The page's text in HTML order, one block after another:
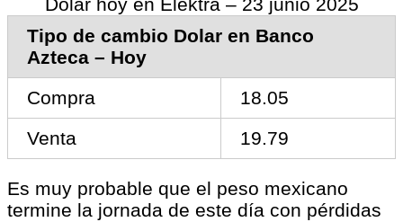
Dolar hoy en Elektra – 23 junio 2025
Tipo de cambio Dolar en Banco
Azteca – Hoy
Compra
18.05
Venta
19.79
Es muy probable que el peso mexicano
termine la jornada de este día con pérdidas